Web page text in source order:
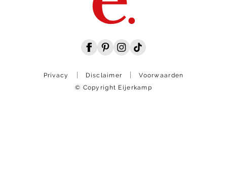
Privacy Disclaimer
Voorwaarden
© Copyright Eijerkamp